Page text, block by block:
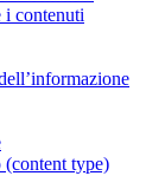
i contenuti
type)